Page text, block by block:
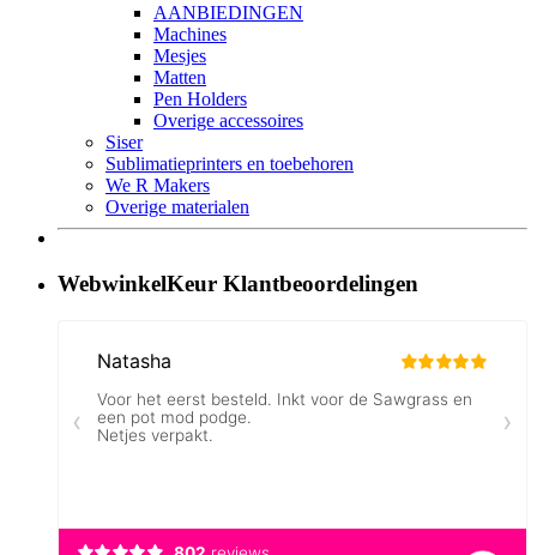
AANBIEDINGEN
Machines
Mesjes
Matten
Pen Holders
Overige accessoires
Siser
Sublimatieprinters en toebehoren
We R Makers
Overige materialen
WebwinkelKeur Klantbeoordelingen